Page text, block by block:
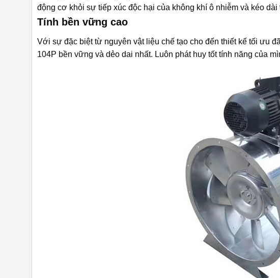
động cơ khỏi sự tiếp xúc độc hại của không khí ô nhiễm và kéo dài
Tính bền vững cao
Với sự đặc biệt từ nguyên vật liệu chế tạo cho đến thiết kế tối ưu
104P bền vững và dẻo dai nhất. Luôn phát huy tốt tính năng của